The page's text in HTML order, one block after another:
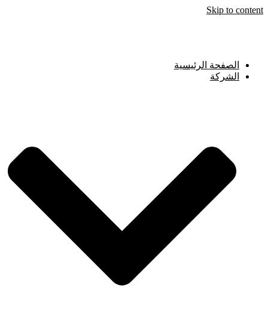
Skip to content
الصفحة الرئيسية
الشركة